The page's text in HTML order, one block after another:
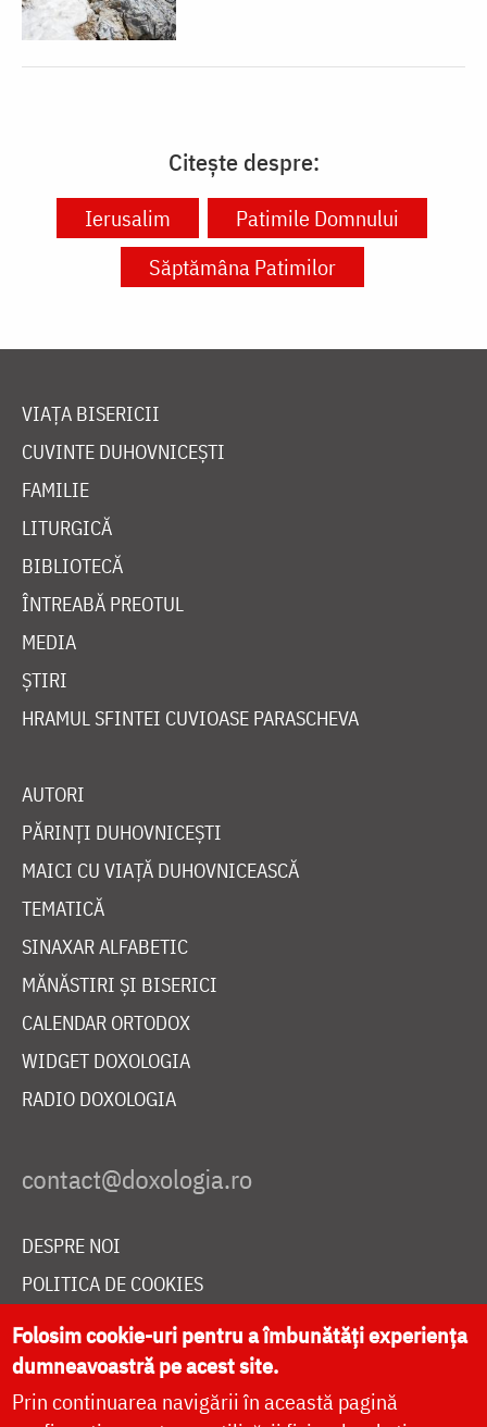
Citește despre:
Ierusalim
Patimile Domnului
Săptămâna Patimilor
VIAȚA BISERICII
CUVINTE DUHOVNICEȘTI
FAMILIE
LITURGICĂ
BIBLIOTECĂ
ÎNTREABĂ PREOTUL
MEDIA
ȘTIRI
HRAMUL SFINTEI CUVIOASE PARASCHEVA
AUTORI
PĂRINȚI DUHOVNICEȘTI
MAICI CU VIAȚĂ DUHOVNICEASCĂ
TEMATICĂ
SINAXAR ALFABETIC
MĂNĂSTIRI ȘI BISERICI
CALENDAR ORTODOX
WIDGET DOXOLOGIA
RADIO DOXOLOGIA
DESPRE NOI
POLITICA DE COOKIES
DONEAZĂ ONLINE PENTRU CATEDRALA NAȚIONALĂ
LIVE
Folosim cookie-uri pentru a îmbunătăți experiența
dumneavoastră pe acest site.
Prin continuarea navigării în această pagină